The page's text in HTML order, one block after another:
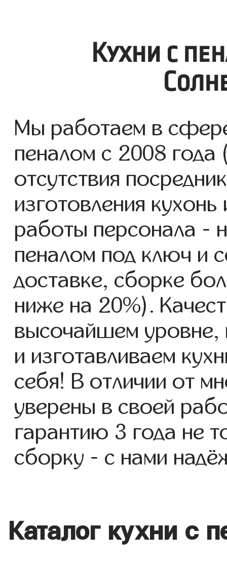
Кухни с
Мы работаем в
пеналом с 2008 года
отсутствия
изготовления
работы персонала -
пеналом под ключ и
доставке, сборке
ниже на 20%).
высочайшем
и изготавливаем
себя! В отличии от
уверены в своей
гарантию 3 года не
сборку - с нами
Каталог кухни с